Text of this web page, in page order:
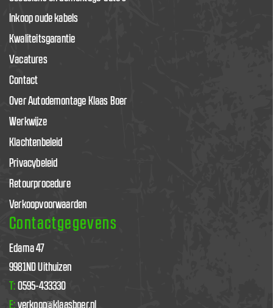
Inkoop oude kabels
Kwaliteitsgarantie
Vacatures
Contact
Over Autodemontage Klaas Boer
Werkwijze
Klachtenbeleid
Privacybeleid
Retourprocedure
Verkoopvoorwaarden
Contactgegevens
Edama 47
9981ND Uithuizen
T: 0595-433330
E: verkoop@klaasboer.nl